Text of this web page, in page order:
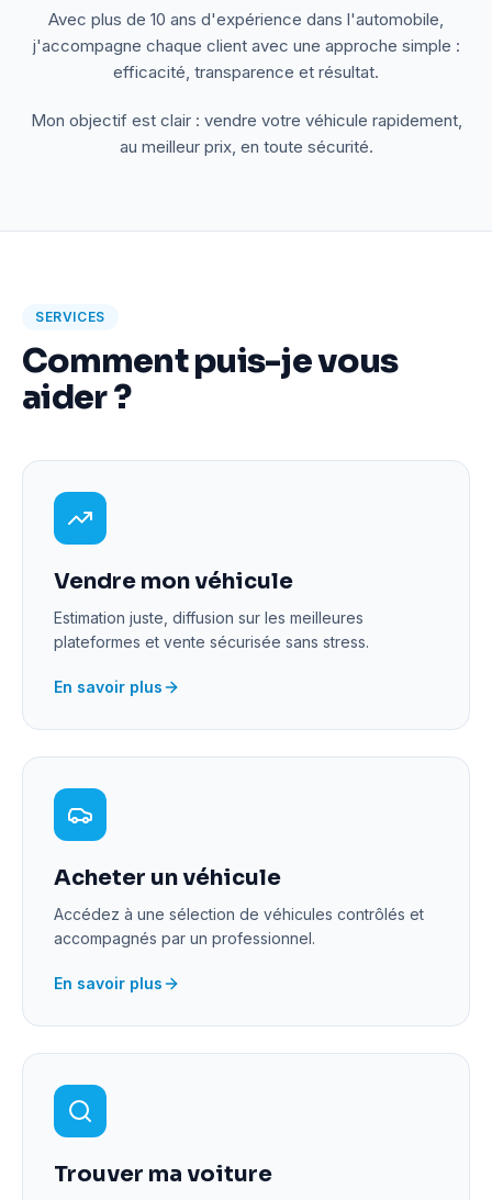
Avec plus de 10 ans d'expérience dans l'automobile,
j'accompagne chaque client avec une approche simple :
efficacité, transparence et résultat.
Mon objectif est clair : vendre votre véhicule rapidement,
au meilleur prix, en toute sécurité.
SERVICES
Comment puis-je vous
aider ?
Vendre mon véhicule
Estimation juste, diffusion sur les meilleures
plateformes et vente sécurisée sans stress.
En savoir plus
Acheter un véhicule
Accédez à une sélection de véhicules contrôlés et
accompagnés par un professionnel.
En savoir plus
Trouver ma voiture